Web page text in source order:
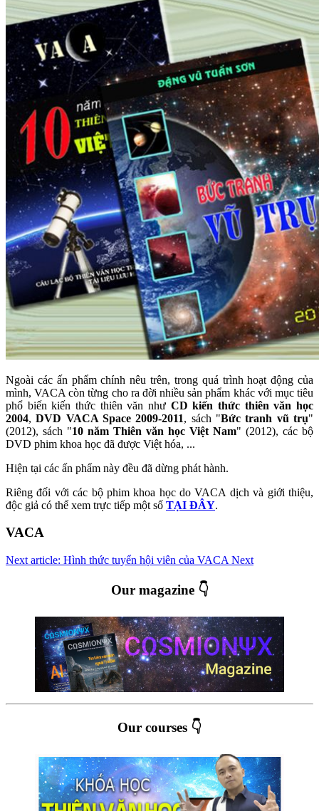
Ngoài các ấn phẩm chính nêu trên, trong quá trình hoạt động của
mình, VACA còn từng cho ra đời nhiều sản phẩm khác với mục tiêu
phổ biến kiến thức thiên văn như CD kiến thức thiên văn học
2004,DVD VACA Space 2009-2011, sách "Bức tranh vũ trụ"
(2012), sách "10 năm Thiên văn học Việt Nam" (2012), các bộ
DVD phim khoa học đã được Việt hóa, ...
Hiện tại các ấn phẩm này đều đã dừng phát hành.
Riêng đối với các bộ phim khoa học do VACA dịch và giới thiệu,
độc giả có thể xem trực tiếp một số TẠI ĐÂY.
VACA
Next article: Hình thức tuyển hội viên của VACA Next
Our magazine 👇
Our courses 👇